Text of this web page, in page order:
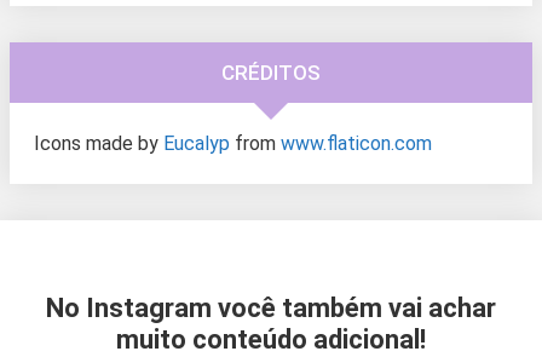
CRÉDITOS
Icons made by Eucalyp from www.flaticon.com
No Instagram você também vai achar
muito conteúdo adicional!